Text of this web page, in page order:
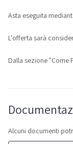
Asta eseguita
L'offerta sarà
Dalla sezione "Come
Alcuni documenti